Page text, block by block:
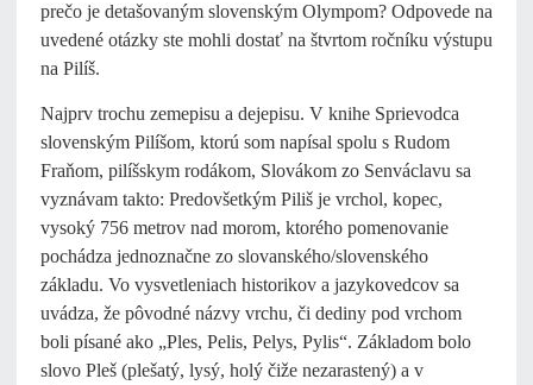
prečo je detašovaným slovenským Olympom? Odpovede na
uvedené otázky ste mohli dostať na štvrtom ročníku výstupu
na Pilíš.
Najprv trochu zemepisu a dejepisu. V knihe Sprievodca
slovenským Pilíšom, ktorú som napísal spolu s Rudom
Fraňom, pilíšskym rodákom, Slovákom zo Senváclavu sa
vyznávam takto: Predovšetkým Piliš je vrchol, kopec,
vysoký 756 metrov nad morom, ktorého pomenovanie
pochádza jednoznačne zo slovanského/slovenského
základu. Vo vysvetleniach historikov a jazykovedcov sa
uvádza, že pôvodné názvy vrchu, či dediny pod vrchom
boli písané ako „Ples, Pelis, Pelys, Pylis“. Základom bolo
slovo Pleš (plešatý, lysý, holý čiže nezarastený) a v